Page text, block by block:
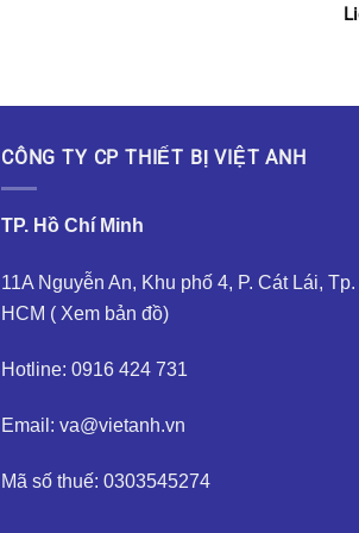
CÔNG TY CP THIẾT BỊ VIỆT ANH
TP. Hồ Chí Minh
11A Nguyễn An, Khu phố 4, P. Cát Lái, Tp.
HCM ( Xem bản đồ)
Hotline: 0916 424 731
Email: va@vietanh.vn
Mã số thuế: 0303545274